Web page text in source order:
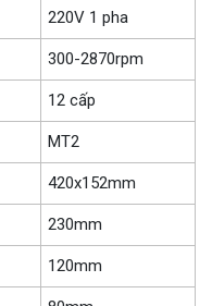
220V 1 pha
300-2870rpm
12 cấp
MT2
420x152mm
230mm
120mm